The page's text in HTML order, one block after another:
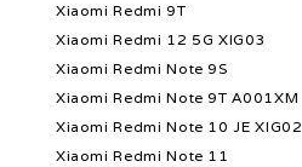
Xiaomi Redmi 9T
Xiaomi Redmi 12 5G XIG03
Xiaomi Redmi Note 9S
Xiaomi Redmi Note 9T A001XM
Xiaomi Redmi Note 10 JE XIG02
Xiaomi Redmi Note 11